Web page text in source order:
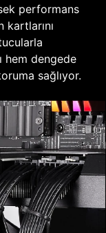
performans
hem dengede
sağlıyor.